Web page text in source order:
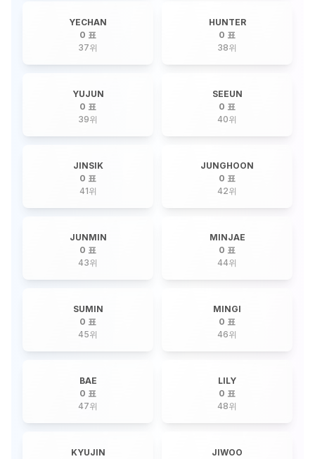
YECHAN
0 표
37위
HUNTER
0 표
38위
YUJUN
0 표
39위
SEEUN
0 표
40위
JINSIK
0 표
41위
JUNGHOON
0 표
42위
JUNMIN
0 표
43위
MINJAE
0 표
44위
SUMIN
0 표
45위
MINGI
0 표
46위
BAE
0 표
47위
LILY
0 표
48위
KYUJIN
JIWOO